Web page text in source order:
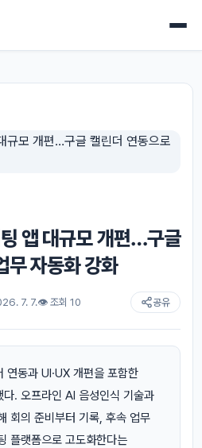
앱 대규모 개편…구글
무 자동화 강화
7. 7.👁 조회 10 공유
연동과 UI·UX 개편을 포함한
. 오프라인 AI 음성인식 기술과
회의 준비부터 기록, 후속 업무
플랫폼으로 고도화한다는